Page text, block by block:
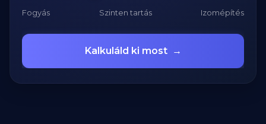
Fogyás Szinten tartás Izomépítés
Kalkuláld ki most →